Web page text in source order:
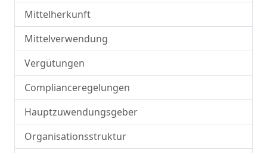
Mittelherkunft
Mittelverwendung
Vergütungen
Complianceregelungen
Hauptzuwendungsgeber
Organisationsstruktur